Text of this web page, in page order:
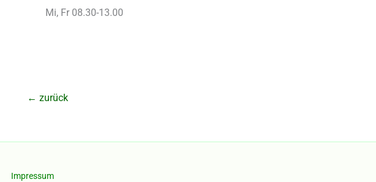
Mi, Fr 08.30-13.00
← zurück
Impressum